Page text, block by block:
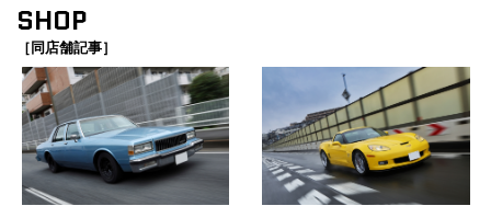
SHOP
［同店舗記事］